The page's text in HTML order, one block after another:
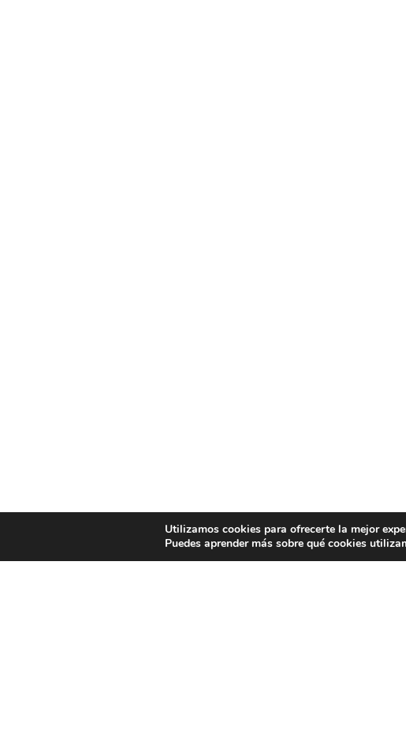
Utilizamos cookies para ofrecerte la mejor
Puedes aprender más sobre qué cookies